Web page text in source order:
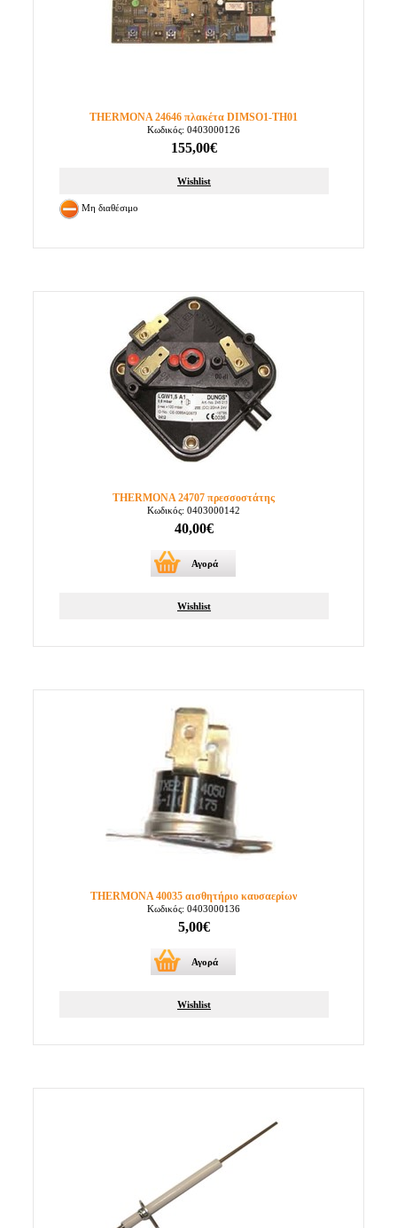
THERMONA 24646 πλακέτα DIMSO1-TH01
Κωδικός: 0403000126
155,00€
Wishlist
Μη διαθέσιμο
THERMONA 24707 πρεσσοστάτης
Κωδικός: 0403000142
40,00€
Αγορά
Wishlist
THERMONA 40035 αισθητήριο καυσαερίων
Κωδικός: 0403000136
5,00€
Αγορά
Wishlist